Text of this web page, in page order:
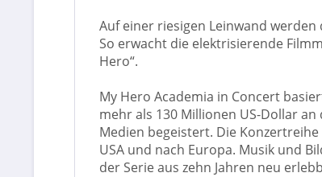
Auf einer riesigen Leinwand
So erwacht die elektrisierende
Hero“.
My Hero Academia in Concert
mehr als 130 Millionen US-Dollar
Medien begeistert. Die
USA und nach Europa. Musik und
der Serie aus zehn Jahren neu